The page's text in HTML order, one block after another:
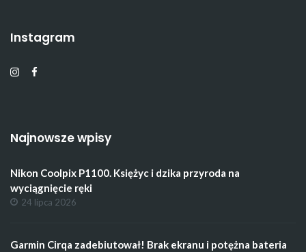
Instagram
Najnowsze wpisy
Nikon Coolpix P1100. Księżyc i dzika przyroda na
wyciągnięcie ręki
24 lipca 2026
Garmin Cirqa zadebiutował! Brak ekranu i potężna bateria